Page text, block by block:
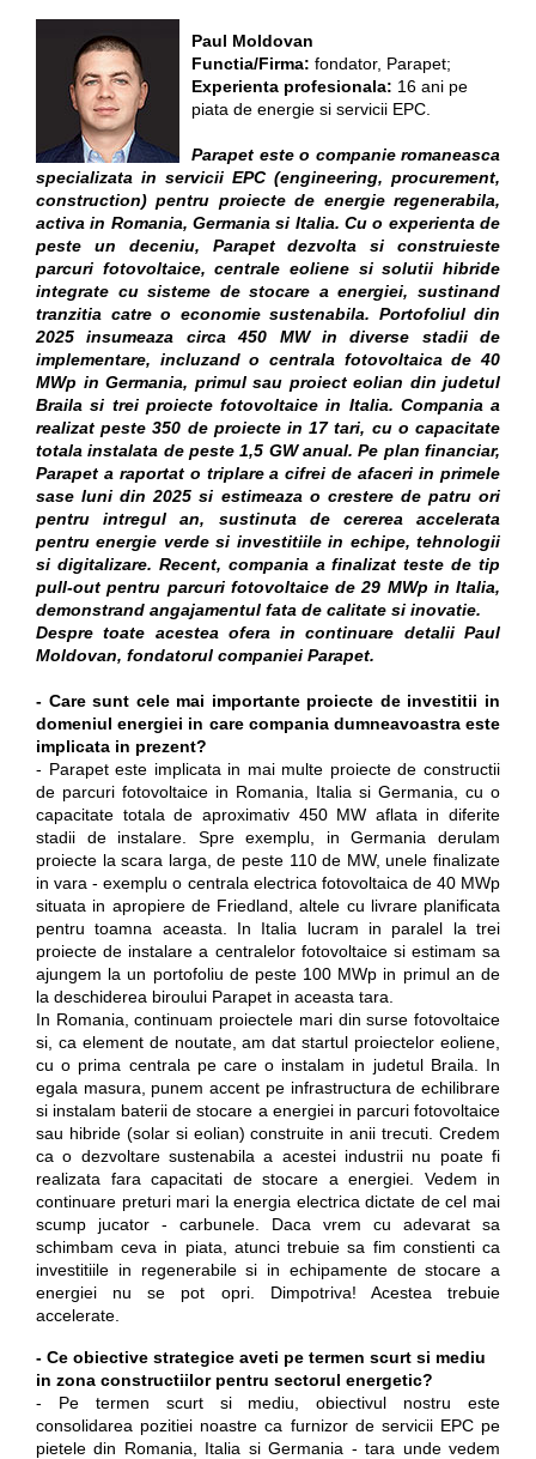
Paul Moldovan
Functia/Firma: fondator, Parapet;
Experienta profesionala: 16 ani pe
piata de energie si servicii EPC.
Parapet este o companie romaneasca
specializata in servicii EPC (engineering, procurement,
construction) pentru proiecte de energie regenerabila,
activa in Romania, Germania si Italia. Cu o experienta de
peste un deceniu, Parapet dezvolta si construieste
parcuri fotovoltaice, centrale eoliene si solutii hibride
integrate cu sisteme de stocare a energiei, sustinand
tranzitia catre o economie sustenabila. Portofoliul din
2025 insumeaza circa 450 MW in diverse stadii de
implementare, incluzand o centrala fotovoltaica de 40
MWp in Germania, primul sau proiect eolian din judetul
Braila si trei proiecte fotovoltaice in Italia. Compania a
realizat peste 350 de proiecte in 17 tari, cu o capacitate
totala instalata de peste 1,5 GW anual. Pe plan financiar,
Parapet a raportat o triplare a cifrei de afaceri in primele
sase luni din 2025 si estimeaza o crestere de patru ori
pentru intregul an, sustinuta de cererea accelerata
pentru energie verde si investitiile in echipe, tehnologii
si digitalizare. Recent, compania a finalizat teste de tip
pull-out pentru parcuri fotovoltaice de 29 MWp in Italia,
demonstrand angajamentul fata de calitate si inovatie.
Despre toate acestea ofera in continuare detalii Paul
Moldovan, fondatorul companiei Parapet.
- Care sunt cele mai importante proiecte de investitii in
domeniul energiei in care compania dumneavoastra este
implicata in prezent?
- Parapet este implicata in mai multe proiecte de constructii
de parcuri fotovoltaice in Romania, Italia si Germania, cu o
capacitate totala de aproximativ 450 MW aflata in diferite
stadii de instalare. Spre exemplu, in Germania derulam
proiecte la scara larga, de peste 110 de MW, unele finalizate
in vara - exemplu o centrala electrica fotovoltaica de 40 MWp
situata in apropiere de Friedland, altele cu livrare planificata
pentru toamna aceasta. In Italia lucram in paralel la trei
proiecte de instalare a centralelor fotovoltaice si estimam sa
ajungem la un portofoliu de peste 100 MWp in primul an de
la deschiderea biroului Parapet in aceasta tara.
In Romania, continuam proiectele mari din surse fotovoltaice
si, ca element de noutate, am dat startul proiectelor eoliene,
cu o prima centrala pe care o instalam in judetul Braila. In
egala masura, punem accent pe infrastructura de echilibrare
si instalam baterii de stocare a energiei in parcuri fotovoltaice
sau hibride (solar si eolian) construite in anii trecuti. Credem
ca o dezvoltare sustenabila a acestei industrii nu poate fi
realizata fara capacitati de stocare a energiei. Vedem in
continuare preturi mari la energia electrica dictate de cel mai
scump jucator - carbunele. Daca vrem cu adevarat sa
schimbam ceva in piata, atunci trebuie sa fim constienti ca
investitiile in regenerabile si in echipamente de stocare a
energiei nu se pot opri. Dimpotriva! Acestea trebuie
accelerate.
- Ce obiective strategice aveti pe termen scurt si mediu
in zona constructiilor pentru sectorul energetic?
- Pe termen scurt si mediu, obiectivul nostru este
consolidarea pozitiei noastre ca furnizor de servicii EPC pe
pietele din Romania, Italia si Germania - tara unde vedem